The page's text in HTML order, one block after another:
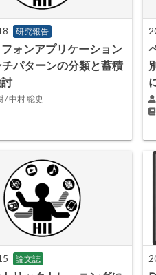
研究報告
ォンアプリケーション
パターンの分類と蓄積
/ 中村 聡史
論文誌